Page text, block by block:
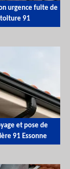
urgence fuite de
toiture 91
et pose de
91 Essonne